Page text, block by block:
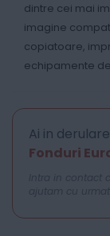
dintre cei mai
imagine
copiatoare,
echipamente
Ai in
Fonduri
Intra in contact
ajutam cu